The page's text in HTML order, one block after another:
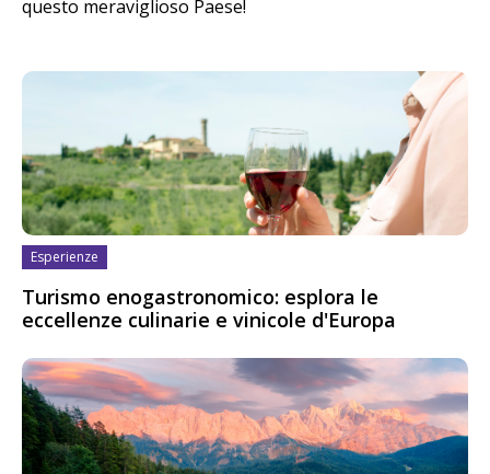
questo meraviglioso Paese!
Esperienze
Turismo enogastronomico: esplora le
eccellenze culinarie e vinicole d'Europa